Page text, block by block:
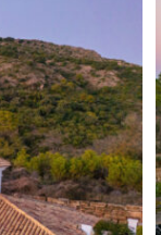
y el mar
y paneles
todo el año,
principal se
comedor
privado, cada
exquisitos